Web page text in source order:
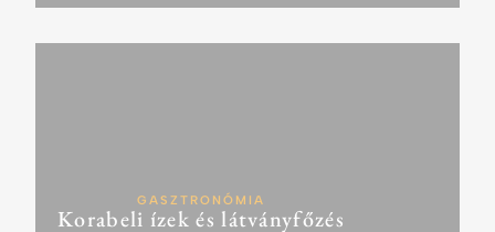
GASZTRONÓMIA
Korabeli ízek és látványfőzés